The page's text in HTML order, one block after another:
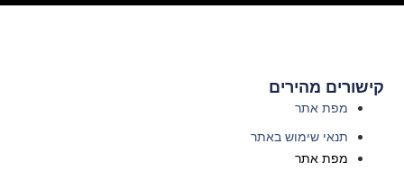
קישורים מהירים
מפת אתר
תנאי שימוש באתר
מפת אתר